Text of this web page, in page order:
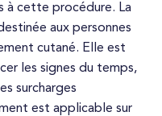
à cette procédure. La
aux personnes
cutané. Elle est
les signes du temps,
surcharges
est applicable sur